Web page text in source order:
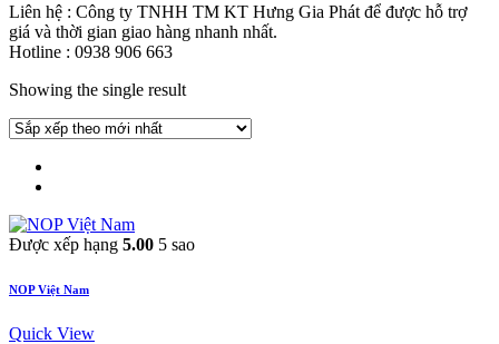
Liên hệ : Công ty TNHH TM KT Hưng Gia Phát để được hỗ trợ
giá và thời gian giao hàng nhanh nhất.
Hotline : 0938 906 663
Showing the single result
Được xếp hạng 5.00 5 sao
NOP Việt Nam
Quick View